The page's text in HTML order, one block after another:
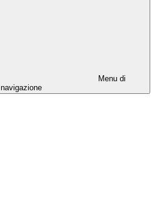
Menu di
navigazione